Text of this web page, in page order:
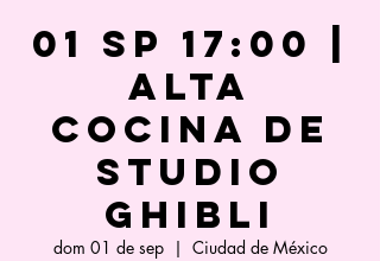
01 SP 17:00 |
ALTA
COCINA DE
STUDIO
GHIBLI
dom 01 de sep
  |
Ciudad de México